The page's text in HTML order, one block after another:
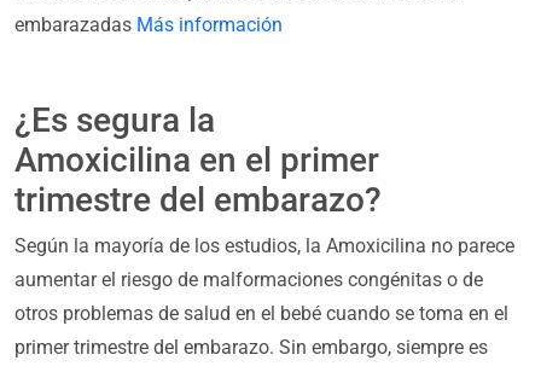
embarazadas Más información
¿Es segura la
Amoxicilina en el primer
trimestre del embarazo?
Según la mayoría de los estudios, la Amoxicilina no parece
aumentar el riesgo de malformaciones congénitas o de
otros problemas de salud en el bebé cuando se toma en el
primer trimestre del embarazo. Sin embargo, siempre es